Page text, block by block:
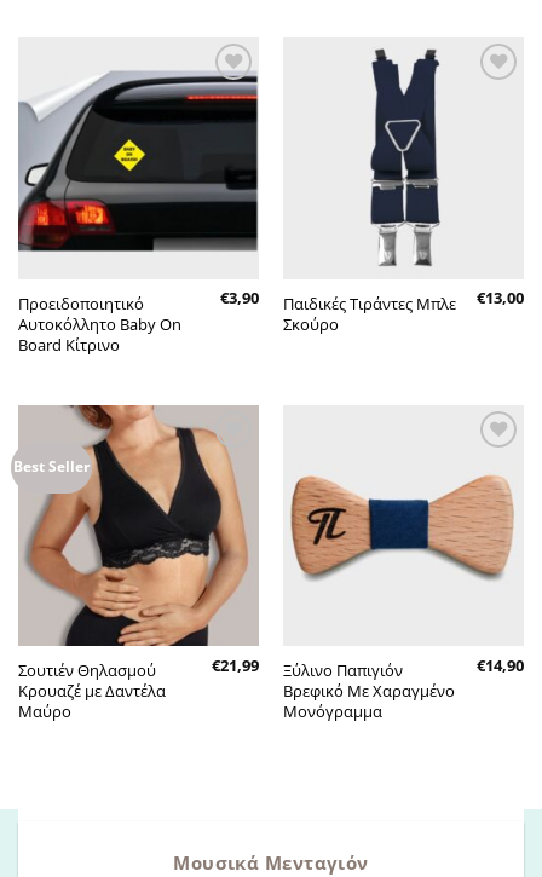
Πρόσθήκη
Προειδοποιητικό
Αυτοκόλλητο Baby On
Board Κίτρινο
€3,90
επιθυμητών
Παιδικές Τιράντες Μπλε
Σκούρο
€13,00
Best Seller
Πρόσθήκη
στην λίστα
επιθυμητών
Σουτιέν Θηλασμού
Κρουαζέ με Δαντέλα
Μαύρο
€21,99
στην λίστα
επιθυμητών
Ξύλινο Παπιγιόν
Βρεφικό Με Χαραγμένο
Μονόγραμμα
€14,90
Μουσικά Μενταγιόν